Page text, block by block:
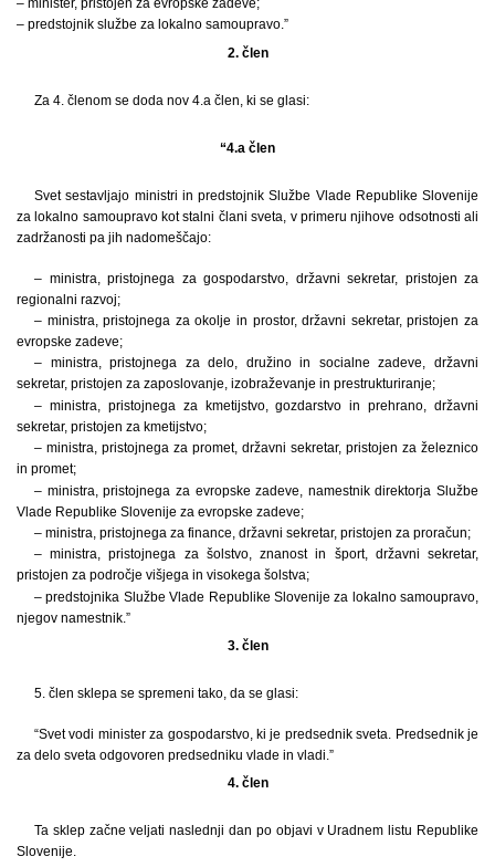
– minister, pristojen za evropske zadeve;
– predstojnik službe za lokalno samoupravo.”
2. člen
Za 4. členom se doda nov 4.a člen, ki se glasi:
“4.a člen
Svet sestavljajo ministri in predstojnik Službe Vlade Republike Slovenije
za lokalno samoupravo kot stalni člani sveta, v primeru njihove odsotnosti ali
zadržanosti pa jih nadomeščajo:
– ministra, pristojnega za gospodarstvo, državni sekretar, pristojen za
regionalni razvoj;
– ministra, pristojnega za okolje in prostor, državni sekretar, pristojen za
evropske zadeve;
– ministra, pristojnega za delo, družino in socialne zadeve, državni
sekretar, pristojen za zaposlovanje, izobraževanje in prestrukturiranje;
– ministra, pristojnega za kmetijstvo, gozdarstvo in prehrano, državni
sekretar, pristojen za kmetijstvo;
– ministra, pristojnega za promet, državni sekretar, pristojen za železnico
in promet;
– ministra, pristojnega za evropske zadeve, namestnik direktorja Službe
Vlade Republike Slovenije za evropske zadeve;
– ministra, pristojnega za finance, državni sekretar, pristojen za proračun;
– ministra, pristojnega za šolstvo, znanost in šport, državni sekretar,
pristojen za področje višjega in visokega šolstva;
– predstojnika Službe Vlade Republike Slovenije za lokalno samoupravo,
njegov namestnik.”
3. člen
5. člen sklepa se spremeni tako, da se glasi:
“Svet vodi minister za gospodarstvo, ki je predsednik sveta. Predsednik je
za delo sveta odgovoren predsedniku vlade in vladi.”
4. člen
Ta sklep začne veljati naslednji dan po objavi v Uradnem listu Republike
Slovenije.